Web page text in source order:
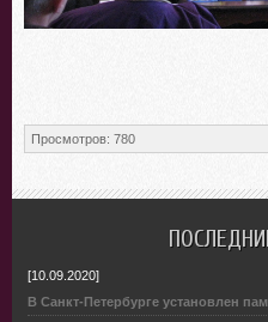
Просмотров: 780
[10.09.2020]
В Санкт-Петербурге установлен